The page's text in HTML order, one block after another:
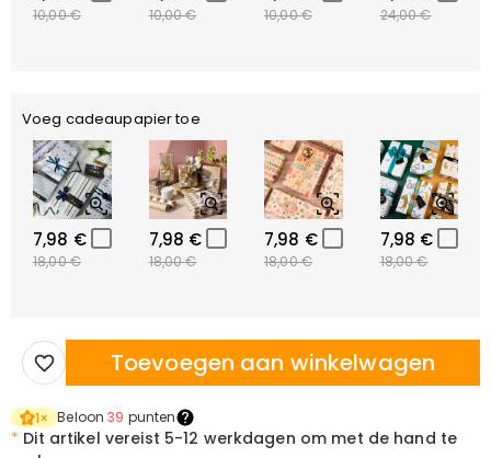
10,00 € 10,00 € 10,00 € 24,00 €
Voeg cadeaupapier toe
7,98 €
18,00 €
7,98 €
18,00 €
7,98 €
18,00 €
7,98 €
18,00 €
Toevoegen aan winkelwagen
1× Beloon39 punten
* Dit artikel vereist 5-12 werkdagen om met de hand te